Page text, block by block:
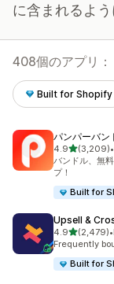
に含まれるよ
408個のアプリ：
Built for Shopify
パンパーバン
4.95つ星中
(3,209)
合計レビュー •
バンドル、無
プ！
Built for
Upsell &
4.95つ星中
(2,479)
合計レビュー •
Frequently
Built for